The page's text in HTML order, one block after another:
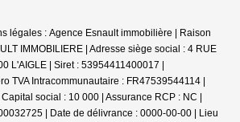
légales : Agence Esnault immobilière | Raison
IMMOBILIERE | Adresse siège social : 4 RUE
L'AIGLE | Siret : 53954411400017 |
TVA Intracommunautaire : FR47539544114 |
social : 10 000 | Assurance RCP : NC |
| Date de délivrance : 0000-00-00 | Lieu